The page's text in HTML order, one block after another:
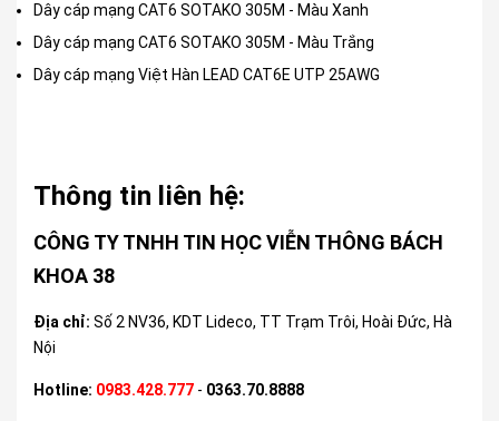
Dây cáp mạng CAT6 SOTAKO 305M - Màu Xanh
Dây cáp mạng CAT6 SOTAKO 305M - Màu Trắng
Dây cáp mạng Việt Hàn LEAD CAT6E UTP 25AWG
Thông tin liên hệ:
CÔNG TY TNHH TIN HỌC VIỄN THÔNG BÁCH
KHOA 38
Địa chỉ: Số 2 NV36, KDT Lideco, TT Trạm Trôi, Hoài Đức, Hà
Nội
Hotline: 0983.428.777 - 0363.70.8888